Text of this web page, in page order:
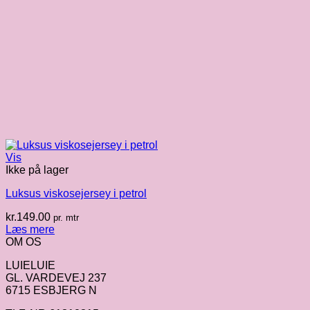
Vis
Ikke på lager
Luksus viskosejersey i petrol
kr.149.00 pr. mtr
Læs mere
OM OS
LUIELUIE
GL. VARDEVEJ 237
6715 ESBJERG N